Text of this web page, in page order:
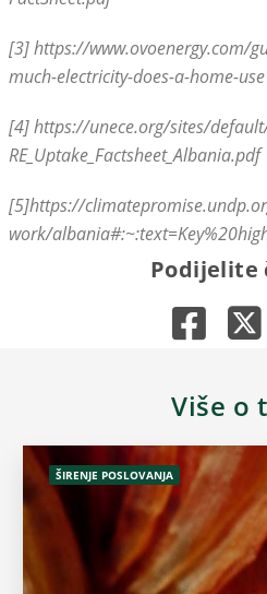
[3] https://www.ovoenergy.com/
much-electricity-does-a-home-use
[4] https://unece.org/sites/
RE_Uptake_Factsheet_Albania.pdf
[5]https://
work/
Podijelite
Više o
ŠIRENJE POSLOVANJA